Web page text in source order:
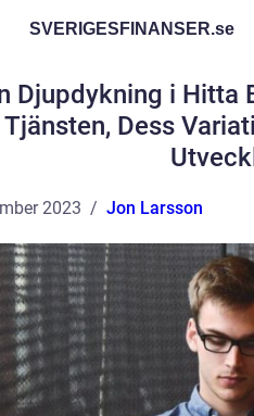
SVERIGESFINANSER.se
Djupdykning i Hitta
Tjänsten, Dess
2023 Jon Larsson